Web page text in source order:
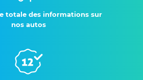
totale des informations sur
nos autos